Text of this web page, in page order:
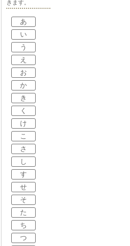
きます。
あ
い
う
え
お
か
き
く
け
こ
さ
し
す
せ
そ
た
ち
つ